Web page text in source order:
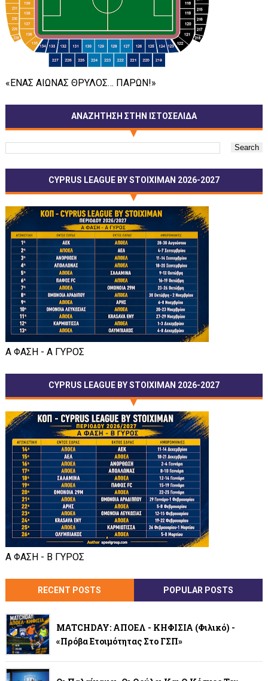
«ΕΝΑΣ ΑΙΩΝΑΣ ΘΡΥΛΟΣ… ΠΑΡΩΝ!»
ΑΝΑΖΗΤΗΣΗ ΣΤΗΝ ΙΣΤΟΣΕΛΙΔΑ
CYPRUS LEAGUE BY STOIXIMAN 2026-2027
Α ΦΑΣΗ - Α ΓΥΡΟΣ
CYPRUS LEAGUE BY STOIXIMAN 2026-2027
Α ΦΑΣΗ - Β ΓΥΡΟΣ
RECENT POSTS POPULAR POSTS
MATCHDAY: ΑΠΟΕΛ - ΚΗΦΙΣΙΑ (φιλικό) -
«Πρόβα Ετοιμότητας Στο ΓΣΠ»